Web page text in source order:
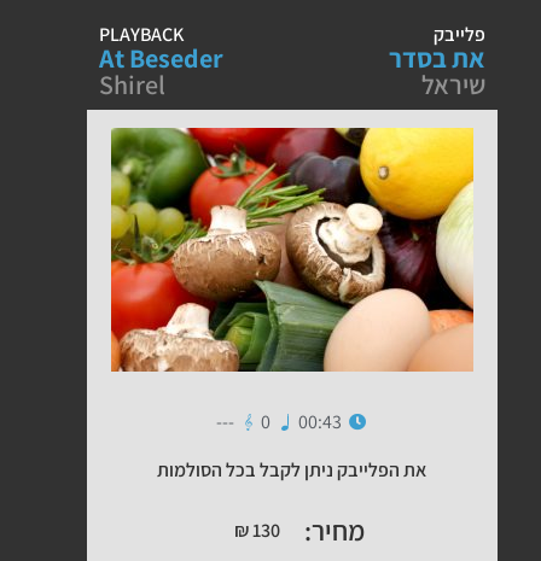
פלייבק
את בסדר
שיראל
PLAYBACK
At Beseder
Shirel
00:43
0
---
את הפלייבק ניתן לקבל בכל הסולמות
מחיר: ₪130